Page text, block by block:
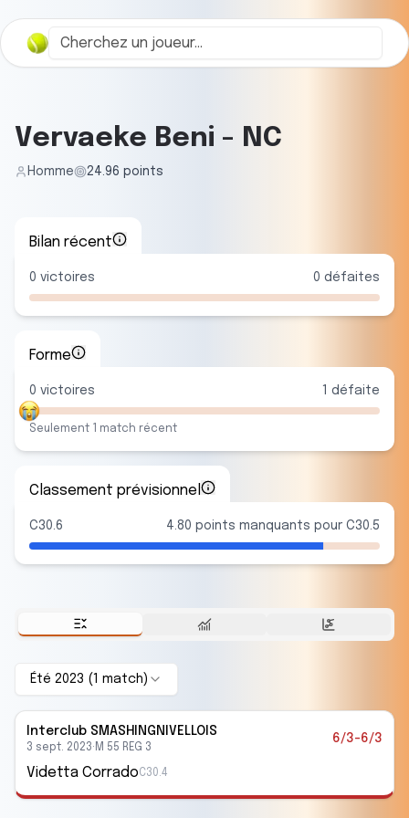
Vervaeke Beni - NC
Homme 24.96 points
Bilan récent
0 victoires 0 défaites
Forme
0 victoires défaite
Seulement match récent
Classement prévisionnel
C30.6 4.80 points manquants pour C30.5
Été 2023 ( match )
Interclub SMASHINGNIVELLOIS
3 sept. 2023· M 55 REG 3
6/3-6/3
Videtta CorradoC30.4